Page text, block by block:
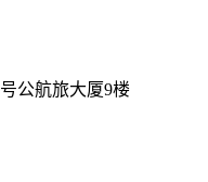
号公航旅大厦9楼